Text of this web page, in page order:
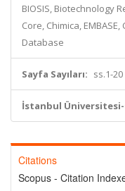
BIOSIS, Biotechnology
Core, Chimica,
Database
Sayfa Sayıları: ss.1-20
İstanbul
Citations
Scopus - Citation